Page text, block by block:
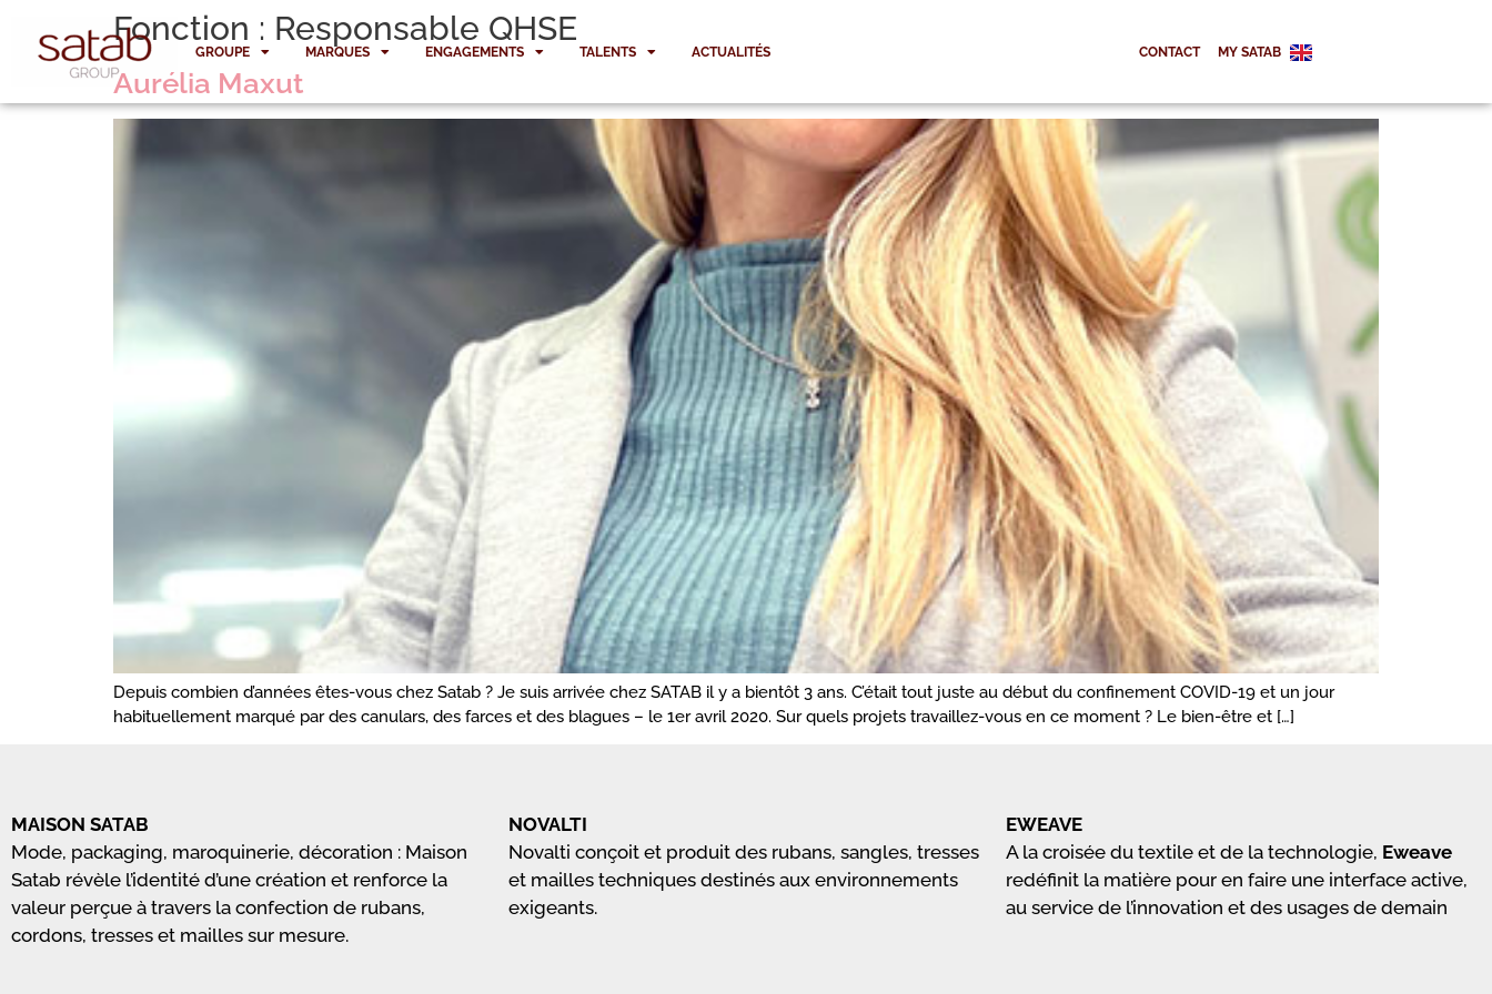
GROUPE MARQUES ENGAGEMENTS TALENTS ACTUALITÉS CONTACT MY SATAB
Fonction : Responsable QHSE
Aurélia Maxut
Depuis combien d’années êtes-vous chez Satab ? Je suis arrivée chez SATAB il y a bientôt 3 ans. C’était tout juste au début du confinement COVID-19 et un jour
habituellement marqué par des canulars, des farces et des blagues – le 1er avril 2020. Sur quels projets travaillez-vous en ce moment ? Le bien-être et […]
MAISON SATAB
Mode, packaging, maroquinerie, décoration : Maison
Satab révèle l’identité d’une création et renforce la
valeur perçue à travers la confection de rubans,
cordons, tresses et mailles sur mesure.
NOVALTI
Novalti conçoit et produit des rubans, sangles, tresses
et mailles techniques destinés aux environnements
exigeants.
EWEAVE
A la croisée du textile et de la technologie, Eweave
redéfinit la matière pour en faire une interface active,
au service de l’innovation et des usages de demain